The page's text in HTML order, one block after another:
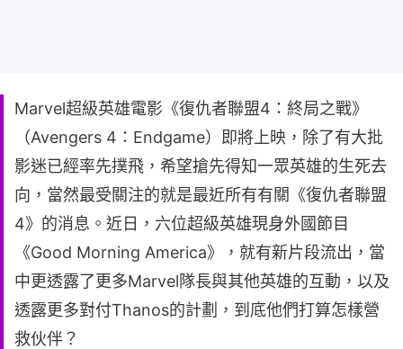
Marvel超級英雄電影《復仇者聯盟4：終局之戰》
（Avengers 4：Endgame）即將上映，除了有大批
影迷已經率先撲飛，希望搶先得知一眾英雄的生死去
向，當然最受關注的就是最近所有有關《復仇者聯盟
4》的消息。近日，六位超級英雄現身外國節目
《Good Morning America》，就有新片段流出，當
中更透露了更多Marvel隊長與其他英雄的互動，以及
透露更多對付Thanos的計劃，到底他們打算怎樣營
救伙伴？